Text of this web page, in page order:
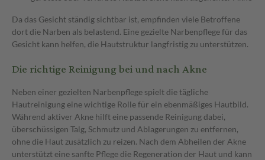
Da das Gesicht ständig sichtbar ist, empfinden viele Betroffene
dort die Narben als belastend. Eine gezielte Narbenpflege für das
Gesicht kann helfen, die Hautstruktur langfristig zu unterstützen.
Die richtige Reinigung bei und nach Akne
Neben einer gezielten Narbenpflege spielt die tägliche
Hautreinigung eine wichtige Rolle für ein ebenmäßiges Hautbild.
Während aktiver Akne hilft eine passende Reinigung dabei,
überschüssigen Talg, Schmutz und Ablagerungen zu entfernen,
ohne die Haut zusätzlich zu reizen. Nach dem Abheilen der Akne
unterstützt eine sanfte Pflege die Regeneration der Haut und kann